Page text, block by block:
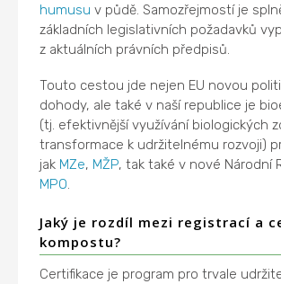
humusu v půdě. Samozřejmostí je
základních legislativních požadavků
z aktuálních právních předpisů.
Touto cestou jde nejen EU novou
dohody, ale také v naší republice je
(tj. efektivnější využívání biologických
transformace k udržitelnému rozvoji)
jak MZe, MŽP, tak také v nové Národní
MPO
Jaký je rozdíl mezi registrací a
kompostu?
Certifikace je program pro trvale